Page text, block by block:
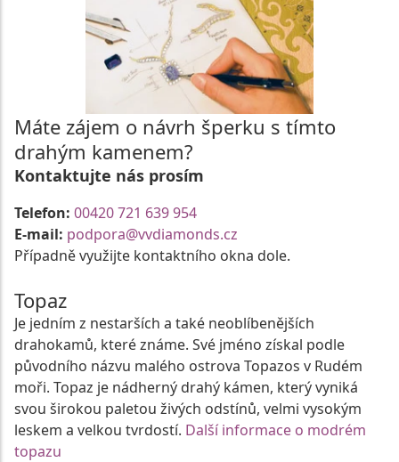
Máte zájem o návrh šperku s tímto
drahým kamenem?
Kontaktujte nás prosím
Telefon: 00420 721 639 954
E-mail: podpora@vvdiamonds.cz
Případně využijte kontaktního okna dole.
Topaz
Je jedním z nestarších a také neoblíbenějších
drahokamů, které známe. Své jméno získal podle
původního názvu malého ostrova Topazos v Rudém
moři. Topaz je nádherný drahý kámen, který vyniká
svou širokou paletou živých odstínů, velmi vysokým
leskem a velkou tvrdostí. Další informace o modrém
topazu